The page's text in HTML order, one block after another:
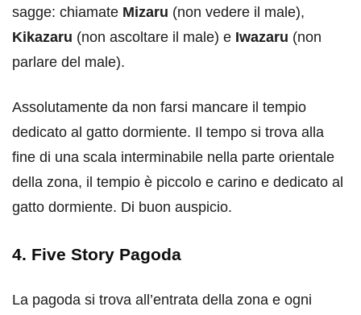
sagge: chiamate Mizaru (non vedere il male),
Kikazaru (non ascoltare il male) e Iwazaru (non
parlare del male).
Assolutamente da non farsi mancare il tempio
dedicato al gatto dormiente. Il tempo si trova alla
fine di una scala interminabile nella parte orientale
della zona, il tempio è piccolo e carino e dedicato al
gatto dormiente. Di buon auspicio.
4. Five Story Pagoda
La pagoda si trova all’entrata della zona e ogni